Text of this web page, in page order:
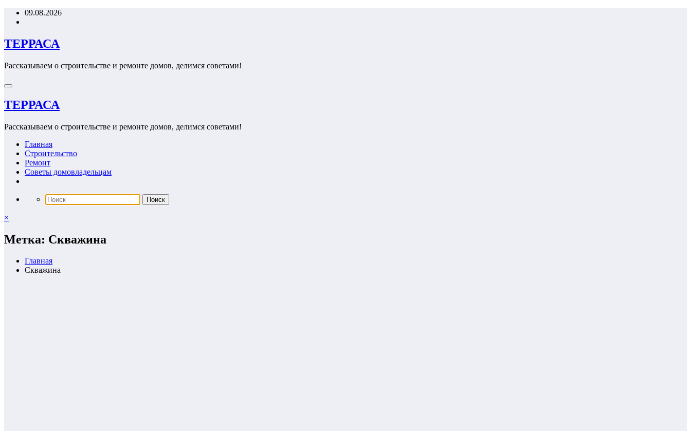
Перейти09.08.2026
ТЕРРАСА
Рассказываем о строительстве и ремонте домов, делимся советами!
ТЕРРАСА
Рассказываем о строительстве и ремонте домов, делимся советами!
Главная
Строительство
Ремонт
Советы домовладельцам
×
Метка: Скважина
Главная
Скважина